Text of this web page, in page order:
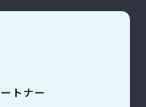
トナー